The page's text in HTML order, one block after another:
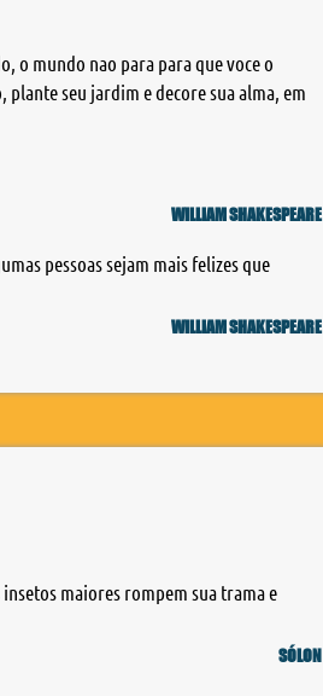
o mundo nao para para que voce o
seu jardim e decore sua alma, em
WILLIAM SHAKESPEARE
pessoas sejam mais felizes que
WILLIAM SHAKESPEARE
maiores rompem sua trama e
SÓLON